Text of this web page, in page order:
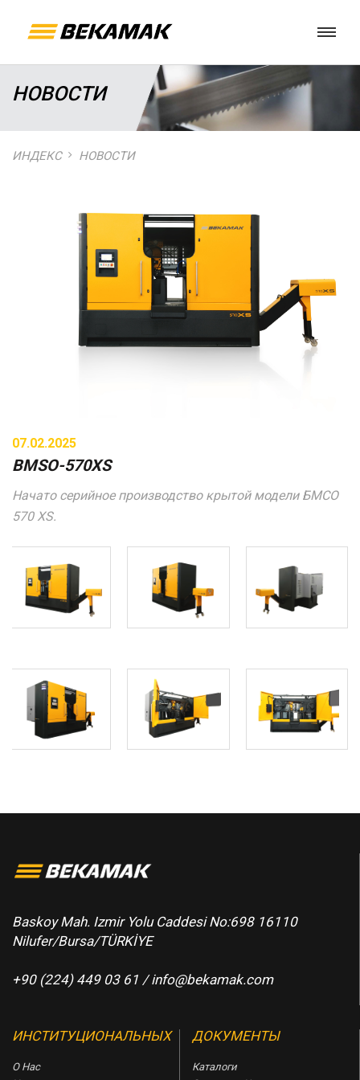
НОВОСТИ
ИНДЕКС НОВОСТИ
07.02.2025
BMSO-570XS
Начато серийное производство крытой модели БМСО
570 XS.
Baskoy Mah. Izmir Yolu Caddesi No:698 16110
Nilufer/Bursa/TÜRKİYE
+90 (224) 449 03 61 /info@bekamak.com
ИНСТИТУЦИОНАЛЬНЫХ
О Нас
ДОКУМЕНТЫ
Каталоги